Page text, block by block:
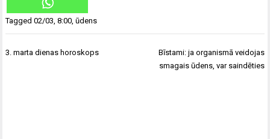
Tagged02/03,8:00,ūdens
Ziņu
3. marta dienas horoskops
Bīstami: ja organismā veidojas
smagais ūdens, var saindēties